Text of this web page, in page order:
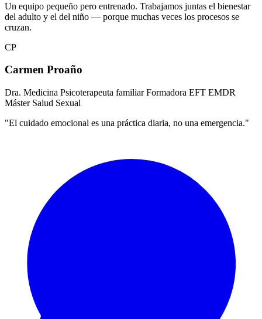
Un equipo pequeño pero entrenado. Trabajamos juntas el bienestar
del adulto y el del niño — porque muchas veces los procesos se
cruzan.
CP
Carmen Proaño
Dra. Medicina Psicoterapeuta familiar Formadora EFT EMDR
Máster Salud Sexual
"El cuidado emocional es una práctica diaria, no una emergencia."